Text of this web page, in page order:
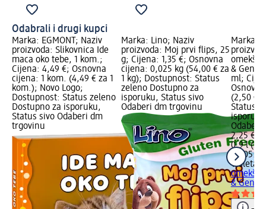
Odabrali i drugi kupci
Marka: EGMONT; Naziv
proizvoda: Slikovnica Ide
maca oko tebe, 1 kom.;
Cijena: 4,49 €; Osnovna
cijena: 1 kom. (4,49 € za 1
kom.); Novo Logo;
Dostupnost: Status zeleno
Dostupno za isporuku,
Status sivo Odaberi dm
trgovinu
Marka: Lino; Naziv
proizvoda: Moj prvi flips, 25
g; Cijena: 1,35 €; Osnovna
cijena: 0,025 kg (54,00 € za
1 kg); Dostupnost: Status
zeleno Dostupno za
isporuku, Status sivo
Odaberi dm trgovinu
Marka:
&
ml;
(2,50 €
Status
Odaberi
2,25 €
0,9 l
Violeta
&